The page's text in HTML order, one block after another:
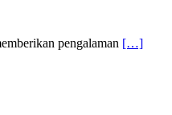
pengalaman […]